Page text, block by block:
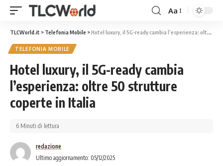
Aa
TLCWorld.it > Telefonia Mobile >Hotel luxury, il 5G-ready cambia l’esperienza: oltre 50 strutture coperte in Italia
TELEFONIA MOBILE
Hotel luxury, il 5G-ready cambia
l’esperienza: oltre 50 strutture
coperte in Italia
Ultimo aggiornamento: 05/12/2025
redazione
6 Minuti di lettura